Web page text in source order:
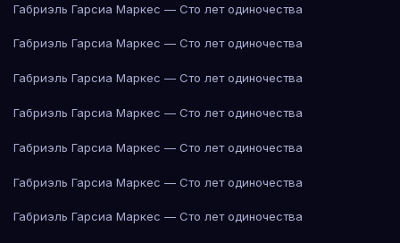
Габриэль Гарсиа Маркес — Сто лет одиночества
Габриэль Гарсиа Маркес — Сто лет одиночества
Габриэль Гарсиа Маркес — Сто лет одиночества
Габриэль Гарсиа Маркес — Сто лет одиночества
Габриэль Гарсиа Маркес — Сто лет одиночества
Габриэль Гарсиа Маркес — Сто лет одиночества
Габриэль Гарсиа Маркес — Сто лет одиночества